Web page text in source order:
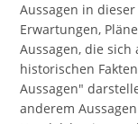
Aussagen in
Erwartungen,
Aussagen, die
historischen
Aussagen"
anderem